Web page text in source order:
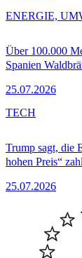
Über 100.000
Spanien
25.07.2026
ENERGIE,
Trump sagt, die
hohen Preis“
25.07.2026
TECH